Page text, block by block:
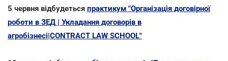
5 червня відбудеться практикум "Організація договірної
роботи в ЗЕД | Укладання договорів в
агробізнесі|CONTRACT LAW SCHOOL"